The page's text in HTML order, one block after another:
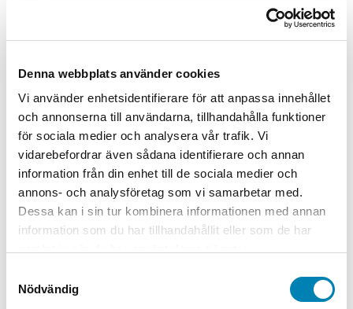
Denna webbplats använder cookies
Vi använder enhetsidentifierare för att anpassa innehållet
och annonserna till användarna, tillhandahålla funktioner
för sociala medier och analysera vår trafik. Vi
vidarebefordrar även sådana identifierare och annan
information från din enhet till de sociala medier och
annons- och analysföretag som vi samarbetar med.
Dessa kan i sin tur kombinera informationen med annan
information som du har tillhandahållit eller som de har
Nödvändig
Parkering Enskilda platser
Skyltar Parkering förbjuden
Varningsskylt Lekande Barn
Tillbehör till skyltar
Trafikskyltar
Trafikspeglar, vägspeglar och utfartsspeglar
Trapphustavlor